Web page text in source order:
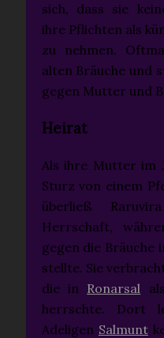
sich, dass sie
ihre Pflichten als
zu nehmen.
alten Bräuche und
gegen Mutter und
Heirat
Als ihre Mutter im
Sturz von einem
überließ
Herrschaft,
gegen die Bräuche
stellte. Sie
die in Ronarsal
herrschte. Dort
Adeligen Salmunt